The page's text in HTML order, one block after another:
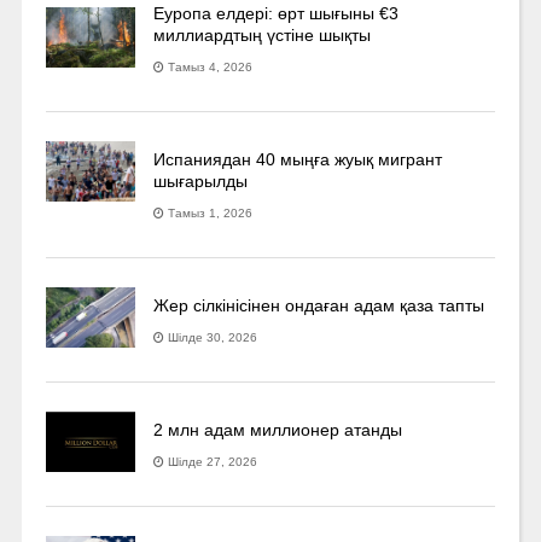
Еуропа елдері: өрт шығыны €3
миллиардтың үстіне шықты
Тамыз 4, 2026
Испаниядан 40 мыңға жуық мигрант
шығарылды
Тамыз 1, 2026
Жер сілкінісінен ондаған адам қаза тапты
Шілде 30, 2026
2 млн адам миллионер атанды
Шілде 27, 2026